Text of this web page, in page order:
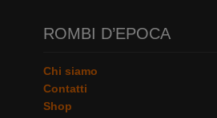
ROMBI D’EPOCA
Chi siamo
Contatti
Shop